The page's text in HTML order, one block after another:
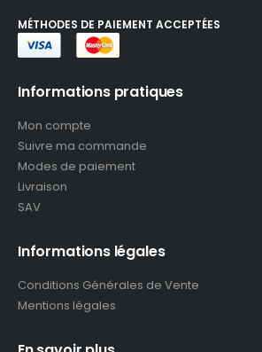
MÉTHODES DE PAIEMENT ACCEPTÉES
Informations pratiques
Mon compte
Suivre ma commande
Modes de paiement
Livraison
SAV
Informations légales
Conditions Générales de Vente
Mentions légales